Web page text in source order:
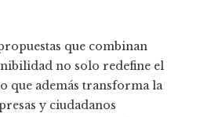
que combinan
no solo redefine el
que además transforma la
y ciudadanos